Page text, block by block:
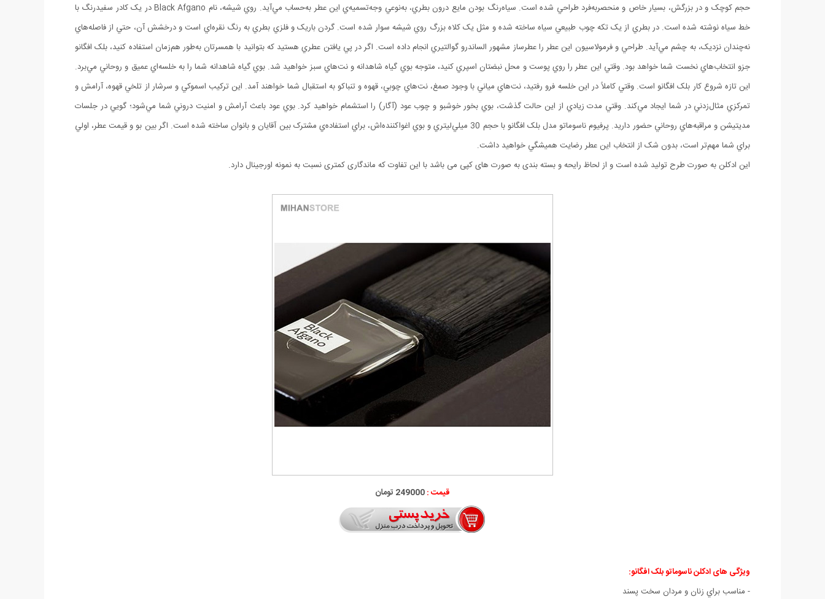
حجم کوچک و در بزرگش، بسيار خاص و منحصربه‌فرد طراحي شده است. سياه‌رنگ بودن مايع درون بطري، به‌نوعي وجه‌تسميه‌ي اين عطر به‌حساب مي‌آيد. روي شيشه، نام Black Afgano در يک کادر سفيدرنگ با
خط سياه نوشته شده است. در بطري از يک تکه چوب طبيعي سياه ساخته‌ شده و مثل يک کلاه بزرگ روي شيشه سوار شده است. گردن باريک و فلزي بطري به رنگ نقره‌اي است و درخشش آن، حتي از فاصله‌هاي
نه‌چندان نزديک، به چشم مي‌آيد. طراحي و فرمولاسيون اين عطر را عطرساز مشهور الساندرو گوالتيري انجام داده است. اگر در پي يافتن عطري هستيد که بتوانيد با همسرتان به‌طور هم‌زمان استفاده کنيد، بلک افگانو
جزو انتخاب‌هاي نخست شما خواهد بود. وقتي اين عطر را روي پوست و محل نبضتان اسپري کنيد، متوجه بوي گياه شاهدانه و نت‌هاي سبز خواهيد شد. بوي گياه شاهدانه شما را به خلسه‌اي عميق و روحاني مي‌برد.
اين تازه شروع کار بلک افگانو است. وقتي کاملاً در اين خلسه فرو رفتيد، نت‌هاي مياني با وجود صمغ، نت‌هاي چوبي، قهوه و تنباکو به استقبال شما خواهند آمد. اين ترکيب اسموکي و سرشار از تلخي قهوه، آرامش و
تمرکزي مثال‌زدني در شما ايجاد مي‌کند. وقتي مدت زيادي از اين حالت گذشت، بوي بخور خوشبو و چوب عود (آگار) را استشمام خواهيد کرد. بوي عود باعث آرامش و امنيت دروني شما مي‌شود؛ گويي در جلسات
مديتيشن و مراقبه‌هاي روحاني حضور داريد. پرفيوم ناسوماتو مدل بلک افگانو با حجم 30 ميلي‌ليتري و بوي اغواکننده‌اش، براي استفاده‌ي مشترک بين آقايان و بانوان ساخته شده است. اگر بين بو و قيمت عطر، اولي
براي شما مهم‌تر است، بدون شک از انتخاب اين عطر رضايت هميشگي خواهيد داشت.
این ادکلن به صورت طرح تولید شده است و از لحاظ رایحه و بسته بندی به صورت های کپی می باشد با این تفاوت که ماندگاری کمتری نسبت به نمونه اورجینال دارد.
قیمت :249000 تومان
ویژگی های ادکلن ناسوماتو بلک افگانو:
- مناسب براي زنان و مردان سخت پسند